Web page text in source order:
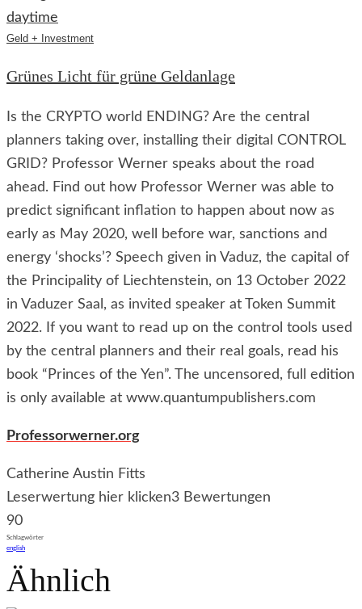
Geld + Investment
Grünes Licht für grüne Geldanlage
Is the CRYPTO world ENDING? Are the central
planners taking over, installing their digital CONTROL
GRID? Professor Werner speaks about the road
ahead. Find out how Professor Werner was able to
predict significant inflation to happen about now as
early as May 2020, well before war, sanctions and
energy ‘shocks’? Speech given in Vaduz, the capital of
the Principality of Liechtenstein, on 13 October 2022
in Vaduzer Saal, as invited speaker at Token Summit
2022. If you want to read up on the control tools used
by the central planners and their real goals, read his
book “Princes of the Yen”. The uncensored, full edition
is only available at www.quantumpublishers.com
Professorwerner.org
Catherine Austin Fitts
Leserwertung hier klicken3 Bewertungen
90
Schlagwörter
english
Ähnlich